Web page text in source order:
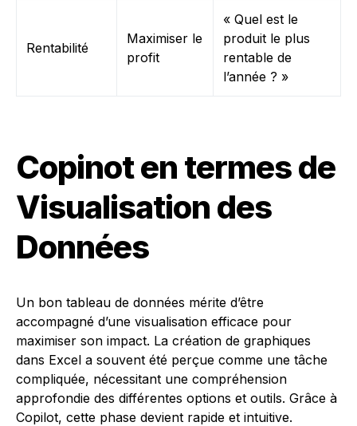
Rentabilité
Maximiser le
profit
« Quel est le
produit le plus
rentable de
l’année ? »
Copinot en termes de
Visualisation des
Données
Un bon tableau de données mérite d’être
accompagné d’une visualisation efficace pour
maximiser son impact. La création de graphiques
dans Excel a souvent été perçue comme une tâche
compliquée, nécessitant une compréhension
approfondie des différentes options et outils. Grâce à
Copilot, cette phase devient rapide et intuitive.